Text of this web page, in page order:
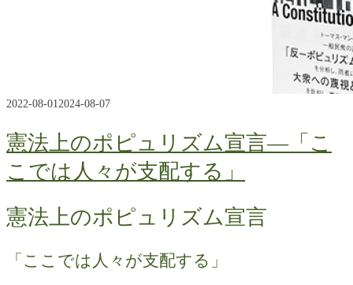
2022-08-012024-08-07
憲法上のポピュリズム宣言―「こ
こでは人々が支配する」
憲法上のポピュリズム宣言
「ここでは人々が支配する」